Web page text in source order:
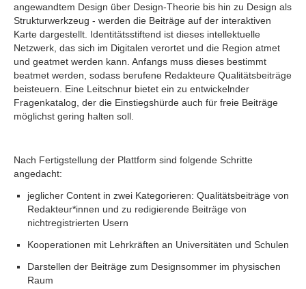
angewandtem Design über Design-Theorie bis hin zu Design als
Strukturwerkzeug - werden die Beiträge auf der interaktiven
Karte dargestellt. Identitätsstiftend ist dieses intellektuelle
Netzwerk, das sich im Digitalen verortet und die Region atmet
und geatmet werden kann. Anfangs muss dieses bestimmt
beatmet werden, sodass berufene Redakteure Qualitätsbeiträge
beisteuern. Eine Leitschnur bietet ein zu entwickelnder
Fragenkatalog, der die Einstiegshürde auch für freie Beiträge
möglichst gering halten soll.
Nach Fertigstellung der Plattform sind folgende Schritte
angedacht:
jeglicher Content in zwei Kategorieren: Qualitätsbeiträge von
Redakteur*innen und zu redigierende Beiträge von
nichtregistrierten Usern
Kooperationen mit Lehrkräften an Universitäten und Schulen
Darstellen der Beiträge zum Designsommer im physischen
Raum